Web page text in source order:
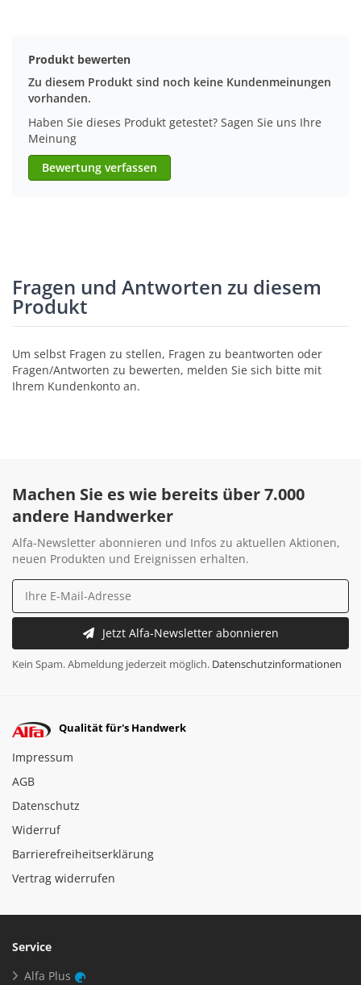
Produkt bewerten
Zu diesem Produkt sind noch keine Kundenmeinungen
vorhanden.
Haben Sie dieses Produkt getestet? Sagen Sie uns Ihre
Meinung
Bewertung verfassen
Fragen und Antworten zu diesem
Produkt
Um selbst Fragen zu stellen, Fragen zu beantworten oder
Fragen/Antworten zu bewerten, melden Sie sich bitte mit
Ihrem Kundenkonto an.
Machen Sie es wie bereits über 7.000
andere Handwerker
Alfa-Newsletter abonnieren und Infos zu aktuellen Aktionen,
neuen Produkten und Ereignissen erhalten.
Jetzt Alfa-Newsletter abonnieren
Kein Spam. Abmeldung jederzeit möglich. Datenschutzinformationen
Qualität für's Handwerk
Impressum
AGB
Datenschutz
Widerruf
Barrierefreiheitserklärung
Vertrag widerrufen
Service
Alfa Plus